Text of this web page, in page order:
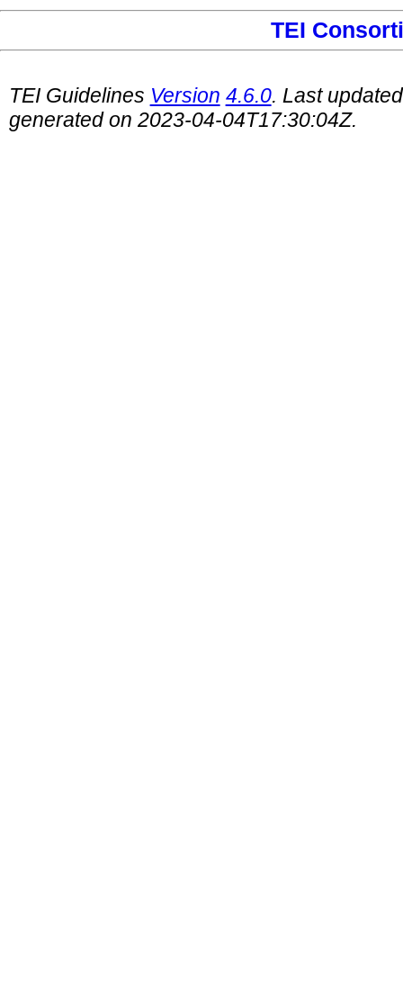
TEI
TEI Guidelines Version 4.6.0. Last
generated on 2023-04-04T17:30:04Z.